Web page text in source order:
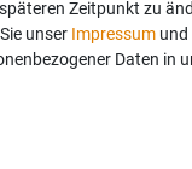
Zeitpunkt zu
unser Impressum und
Daten in